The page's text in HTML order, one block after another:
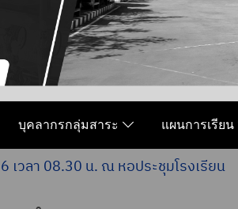
บุคลากรกลุ่มสาระ แผนการเรียน
เวลา 08.30 น. ณ หอประชุมโรงเรียน